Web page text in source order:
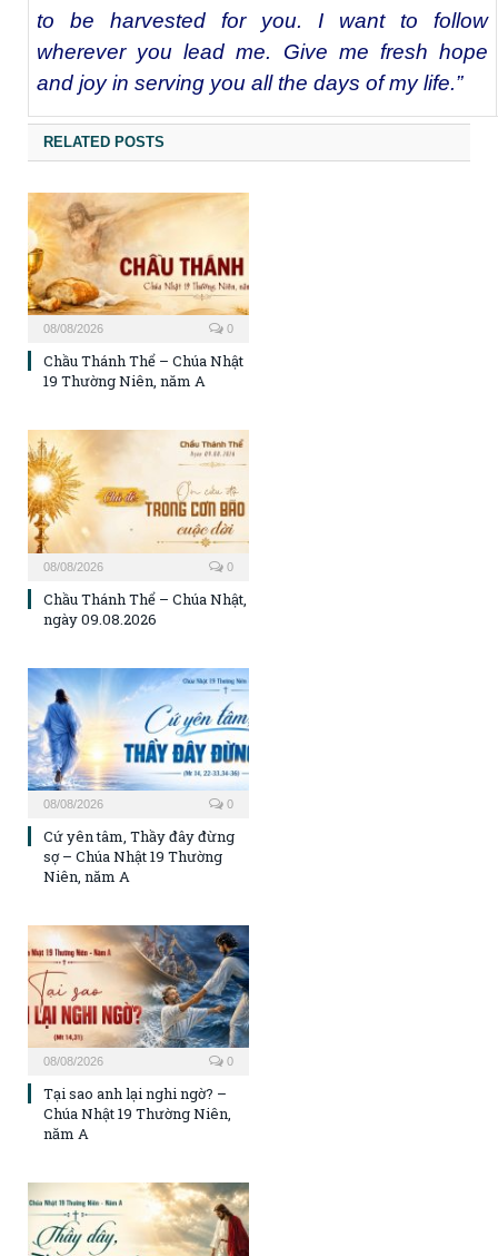
to be harvested for you. I want to follow
wherever you lead me. Give me fresh hope
and joy in serving you all the days of my life.”
RELATED POSTS
08/08/2026 0
Chầu Thánh Thể – Chúa Nhật
19 Thường Niên, năm A
08/08/2026 0
Chầu Thánh Thể – Chúa Nhật,
ngày 09.08.2026
08/08/2026 0
Cứ yên tâm, Thầy đây đừng
sợ – Chúa Nhật 19 Thường
Niên, năm A
08/08/2026 0
Tại sao anh lại nghi ngờ? –
Chúa Nhật 19 Thường Niên,
năm A